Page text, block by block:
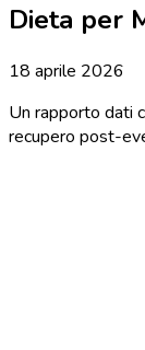
Dieta per
18 aprile 2026
Un rapporto dati
recupero post-